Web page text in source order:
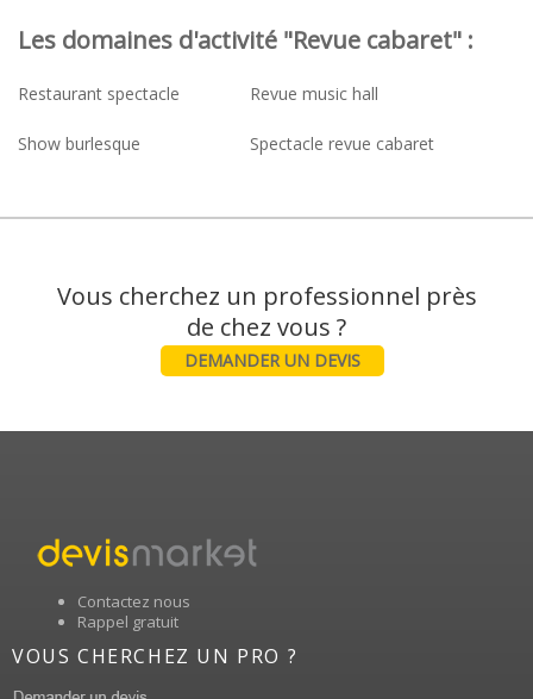
Les domaines d'activité "Revue cabaret" :
Restaurant spectacle Revue music hall
Show burlesque Spectacle revue cabaret
Vous cherchez un professionnel près
DEMANDER UN DEVIS
Contactez nous
Rappel gratuit
VOUS CHERCHEZ UN PRO ?